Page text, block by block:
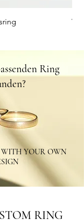
V-
Ring
YOUR OWN
RING